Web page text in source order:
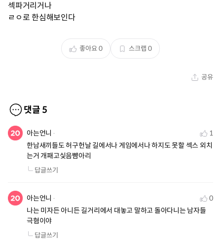
섹파거리거나
ㄹㅇ로 한심해보인다
좋아요0 스크랩 0
공유
댓글 5
아는언니
1
한남새끼들도 허구헌날 길에서나 게임에서나 하지도 못할 섹스 외치
는거 개패고싳음뺨아리
답글쓰기
아는언니
0
나는 미자든 아니든 길거리에서 대놓고 말하고 돌아다니는 남자들
극혐이야
답글쓰기